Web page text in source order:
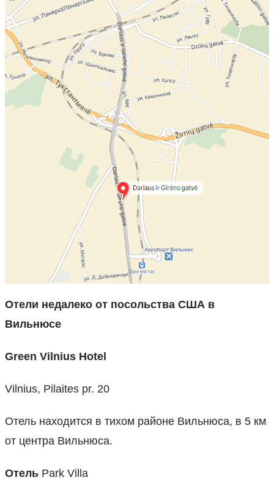
Отели недалеко от посольства США в
Вильнюсе
Green Vilnius Hotel
Vilnius, Pilaites pr. 20
Отель находится в тихом районе Вильнюса, в 5 км
от центра Вильнюса.
Отель Park Villa